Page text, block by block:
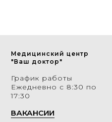
Медицинский центр
"Ваш доктор"
График работы
Ежедневно с 8:30 по
17:30
ВАКАНСИИ